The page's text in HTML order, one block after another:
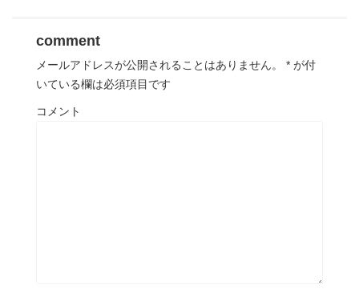
comment
メールアドレスが公開されることはありません。 * が付
いている欄は必須項目です
コメント